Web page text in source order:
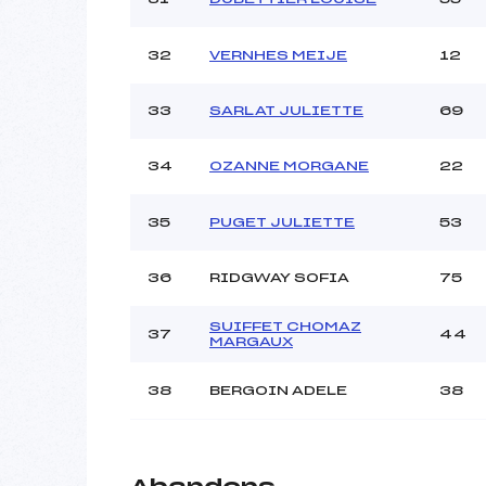
32 VERNHES MEIJE 12
33 SARLAT JULIETTE 69
34 OZANNE MORGANE 22
35 PUGET JULIETTE 53
36 RIDGWAY SOFIA 75
37
SUIFFET CHOMAZ
MARGAUX
44
38 BERGOIN ADELE 38